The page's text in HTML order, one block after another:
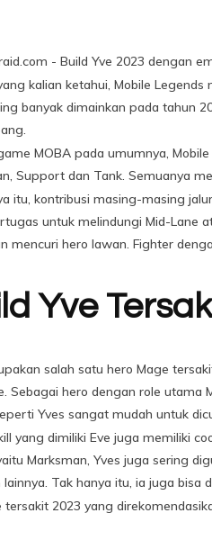
- Build Yve 2023 dengan
kalian ketahui, Mobile
banyak dimainkan pada tahun
MOBA pada umumnya,
Support dan Tank. Semuanya
itu, kontribusi masing-masing
untuk melindungi Mid-Lane
mencuri hero lawan. Fighter
Yve
salah satu hero Mage
Sebagai hero dengan role
Yves sangat mudah untuk
yang dimiliki Eve juga memiliki
Marksman, Yves juga sering
lainnya. Tak hanya itu, ia juga
tersakit 2023 yang